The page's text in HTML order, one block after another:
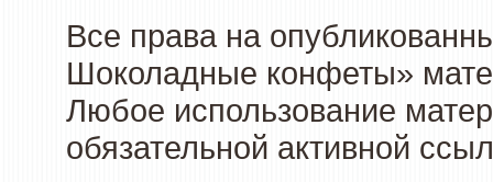
Все права на
Шоколадные конфеты»
Любое использование
обязательной активной